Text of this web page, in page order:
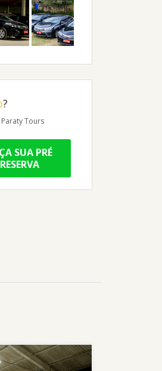
?
Tours
SUA PRÉ
RESERVA